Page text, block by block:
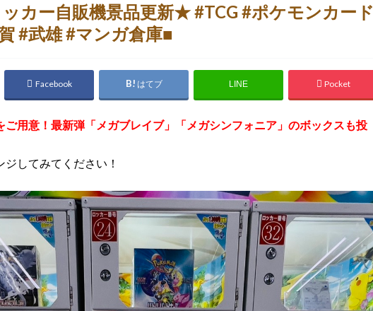
カー自販機景品更新★ #TCG #ポケモンカード
#武雄 #マンガ倉庫■
Facebook はてブ LINE Pocket
ご用意！最新弾「メガブレイブ」「メガシンフォニア」のボックスも投
してみてください！